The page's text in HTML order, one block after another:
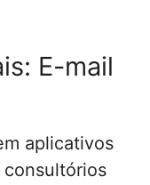
E-mail
aplicativos